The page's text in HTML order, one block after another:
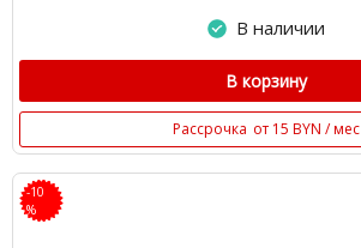
В наличии
В корзину
Рассрочка от 15 BYN / мес
-10
%